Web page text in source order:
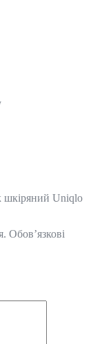
шкіряний Uniqlo
Обов’язкові